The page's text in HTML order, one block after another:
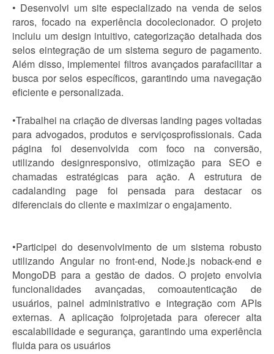
• Desenvolvi um site especializado na venda de selos
raros, focado na experiência docolecionador. O projeto
incluiu um design intuitivo, categorização detalhada dos
selos eintegração de um sistema seguro de pagamento.
Além disso, implementei filtros avançados parafacilitar a
busca por selos específicos, garantindo uma navegação
eficiente e personalizada.
•Trabalhei na criação de diversas landing pages voltadas
para advogados, produtos e serviçosprofissionais. Cada
página foi desenvolvida com foco na conversão,
utilizando designresponsivo, otimização para SEO e
chamadas estratégicas para ação. A estrutura de
cadalanding page foi pensada para destacar os
diferenciais do cliente e maximizar o engajamento.
•Participei do desenvolvimento de um sistema robusto
utilizando Angular no front-end, Node.js noback-end e
MongoDB para a gestão de dados. O projeto envolvia
funcionalidades avançadas, comoautenticação de
usuários, painel administrativo e integração com APIs
externas. A aplicação foiprojetada para oferecer alta
escalabilidade e segurança, garantindo uma experiência
fluida para os usuários